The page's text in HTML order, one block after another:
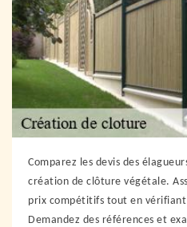
Comparez les devis des
création de clôture végétale.
prix compétitifs tout en
Demandez des références et